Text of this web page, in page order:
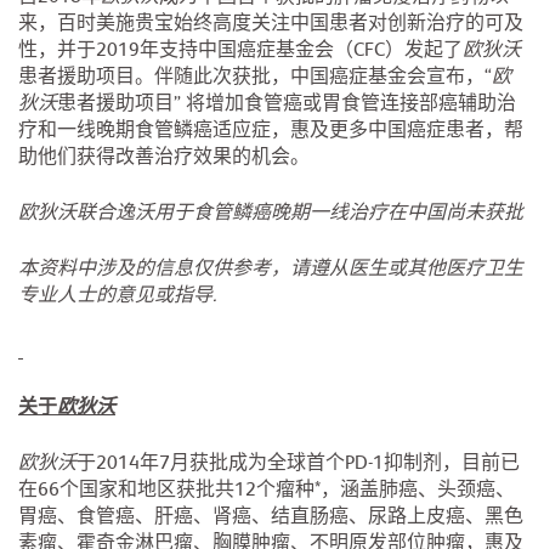
来，百时美施贵宝始终高度关注中国患者对创新治疗的可及
性，并于2019年支持中国癌症基金会（CFC）发起了 欧狄沃
患者援助项目。伴随此次获批，中国癌症基金会宣布，“欧
狄沃患者援助项目” 将增加食管癌或胃食管连接部癌辅助治
疗和一线晚期食管鳞癌适应症，惠及更多中国癌症患者，帮
助他们获得改善治疗效果的机会。
欧狄沃联合逸沃用于食管鳞癌晚期一线治疗在中国尚未获批
本资料中涉及的信息仅供参考，请遵从医生或其他医疗卫生
专业人士的意见或指导.
关于欧狄沃
欧狄沃于2014年7月获批成为全球首个PD-1抑制剂，目前已
在66个国家和地区获批共12个瘤种*，涵盖肺癌、头颈癌、
胃癌、食管癌、肝癌、肾癌、结直肠癌、尿路上皮癌、黑色
素瘤、霍奇金淋巴瘤、胸膜肿瘤、不明原发部位肿瘤，惠及